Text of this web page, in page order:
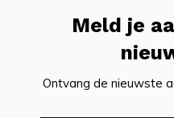
Meld je
Ontvang de nieuwste